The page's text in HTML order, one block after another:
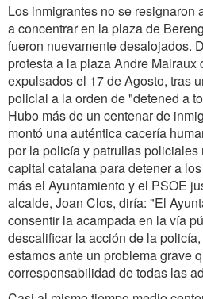
Los inmigrantes no se resignaron
a concentrar en la plaza de
fueron nuevamente desalojados.
protesta a la plaza Andre Malraux
expulsados el 17 de Agosto, tras
policial a la orden de "detened a
Hubo más de un centenar de
montó una auténtica cacería
por la policía y patrullas
capital catalana para detener a
más el Ayuntamiento y el PSOE
alcalde, Joan Clos, diría: "El
consentir la acampada en la vía
descalificar la acción de la
estamos ante un problema grave
corresponsabilidad de todas las